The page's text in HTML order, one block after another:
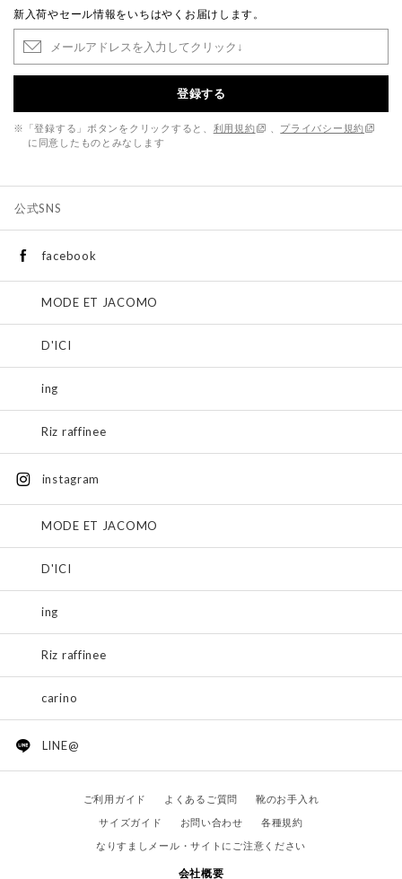
新入荷やセール情報をいちはやくお届けします。
登録する
※「登録する」ボタンをクリックすると、 利用規約
プライバシー規約
に同意したものとみなします
公式SNS
facebook
MODE ET JACOMO
D'ICI
ing
Riz raffinee
instagram
MODE ET JACOMO
D'ICI
ing
Riz raffinee
carino
LINE@
ご利用ガイド よくあるご質問
靴のお手入れ
サイズガイド
お問い合わせ
各種規約
なりすましメール・サイトにご注意ください
会社概要